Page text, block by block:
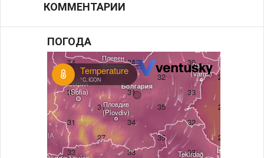
КОММЕНТАРИИ
ПОГОДА